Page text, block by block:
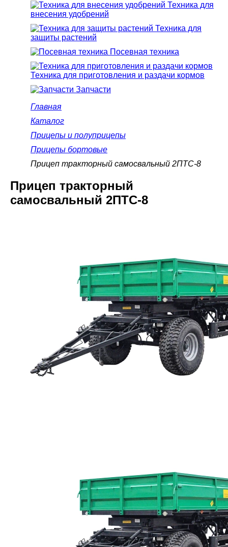
Техника для
внесения удобрений
Техника для
защиты растений
Посевная техника
Техника для приготовления и раздачи кормов
Запчасти
Главная
Каталог
Прицепы и полуприцепы
Прицепы бортовые
Прицеп тракторный самосвальный 2ПТС-8
Прицеп тракторный
самосвальный 2ПТС-8